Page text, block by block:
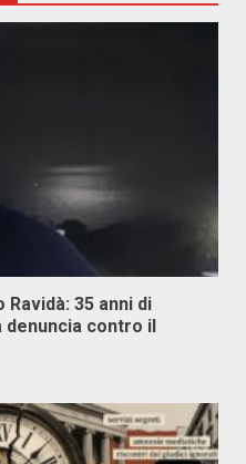
35 anni di
denuncia contro il